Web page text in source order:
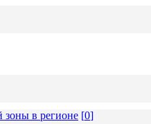
зоны в регионе [0]